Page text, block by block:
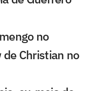
no
Christian no